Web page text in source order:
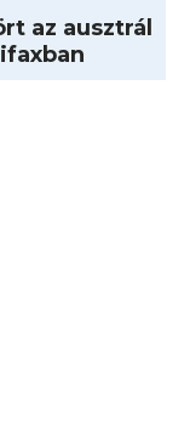
az ausztrál